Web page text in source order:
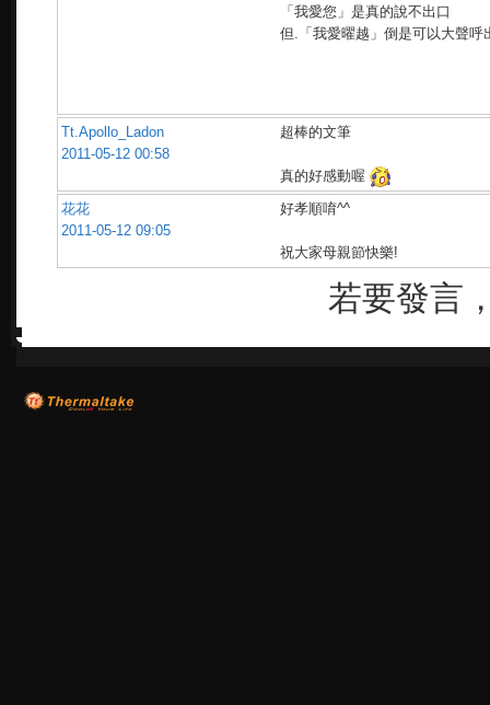
「我愛您」是真的說不出口
但.「我愛曜越」倒是可以大聲呼
Tt.Apollo_Ladon
2011-05-12 00:58
超棒的文筆
真的好感動喔
花花
2011-05-12 09:05
好孝順唷^^
祝大家母親節快樂!
若要發言